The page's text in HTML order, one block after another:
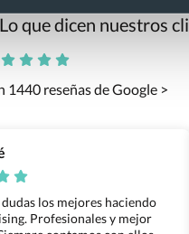
Lo que dicen nuestros
1440 reseñas de Google >
los mejores haciendo
Profesionales y mejor